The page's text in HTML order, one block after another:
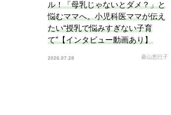
ル！「母乳じゃないとダメ？」と
悩むママへ。小児科医ママが伝え
たい“授乳で悩みすぎない子育
て”【インタビュー動画あり】
2026.07.28 菱山恵巳子